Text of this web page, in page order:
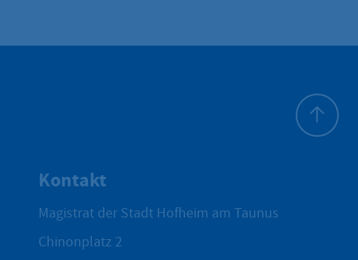
Kontakt
Magistrat der Stadt Hofheim am Taunus
Chinonplatz 2